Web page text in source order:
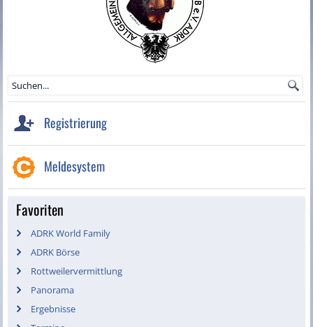
Registrierung
Meldesystem
Favoriten
ADRK World Family
ADRK Börse
Rottweilervermittlung
Panorama
Ergebnisse